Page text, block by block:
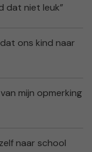
dat niet leuk”
dat ons kind naar
mijn opmerking
naar school